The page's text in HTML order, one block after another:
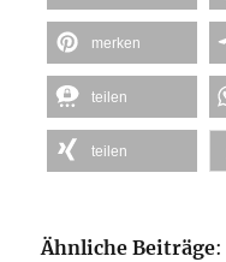
merken
teilen
teilen
Ähnliche Beiträge: